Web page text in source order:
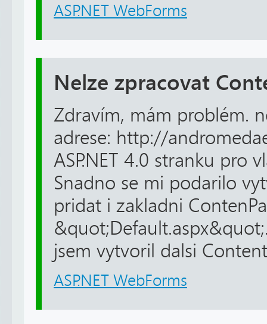
ASP.NET WebForms
Nelze zpracovat
Zdravím, mám problém.
adrese: http://
ASP.NET 4.0 stranku pro
Snadno se mi podarilo
pridat i zakladni
jsem vytvoril dalsi
ASP.NET WebForms